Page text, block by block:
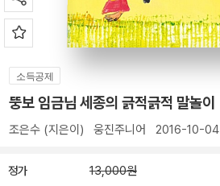
소득공제
뚱보 임금님 세종의 긁적긁적 말놀이
조은수 (지은이) 웅진주니어 2016-10-04
정가 13,000원